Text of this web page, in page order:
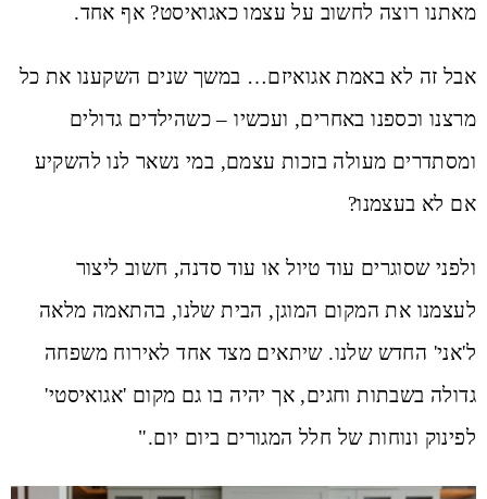
מאתנו רוצה לחשוב על עצמו כאגואיסט? אף אחד.
אבל זה לא באמת אגואיזם… במשך שנים השקענו את כל
מרצנו וכספנו באחרים, ועכשיו – כשהילדים גדולים
ומסתדרים מעולה בזכות עצמם, במי נשאר לנו להשקיע
אם לא בעצמנו?
ולפני שסוגרים עוד טיול או עוד סדנה, חשוב ליצור
לעצמנו את המקום המוגן, הבית שלנו, בהתאמה מלאה
ל'אני' החדש שלנו. שיתאים מצד אחד לאירוח משפחה
גדולה בשבתות וחגים, אך יהיה בו גם מקום 'אגואיסטי'
לפינוק ונוחות של חלל המגורים ביום יום."